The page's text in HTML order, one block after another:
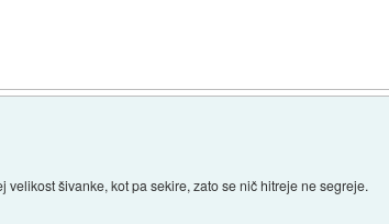
šivanke, kot pa sekire, zato se nič hitreje ne segreje.